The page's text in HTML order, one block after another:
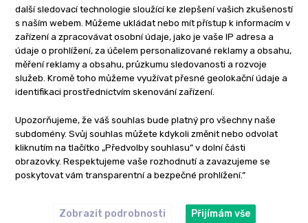
další sledovací technologie sloužící ke zlepšení vašich zkušeností
s naším webem. Můžeme ukládat nebo mít přístup k informacím v
zařízení a zpracovávat osobní údaje, jako je vaše IP adresa a
údaje o prohlížení, za účelem personalizované reklamy a obsahu,
měření reklamy a obsahu, průzkumu sledovanosti a rozvoje
služeb. Kromě toho můžeme využívat přesné geolokační údaje a
identifikaci prostřednictvím skenování zařízení.
Upozorňujeme, že váš souhlas bude platný pro všechny naše
subdomény. Svůj souhlas můžete kdykoli změnit nebo odvolat
kliknutím na tlačítko „Předvolby souhlasu” v dolní části
obrazovky. Respektujeme vaše rozhodnutí a zavazujeme se
poskytovat vám transparentní a bezpečné prohlížení.”
Zobrazit podrobnosti Přijímám vše
-Reklama-